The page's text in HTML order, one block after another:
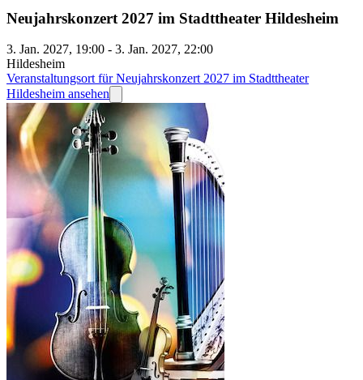
Neujahrskonzert 2027 im Stadttheater Hildesheim
3. Jan. 2027, 19:00 - 3. Jan. 2027, 22:00
Hildesheim
Veranstaltungsort für Neujahrskonzert 2027 im Stadttheater
Hildesheim ansehen